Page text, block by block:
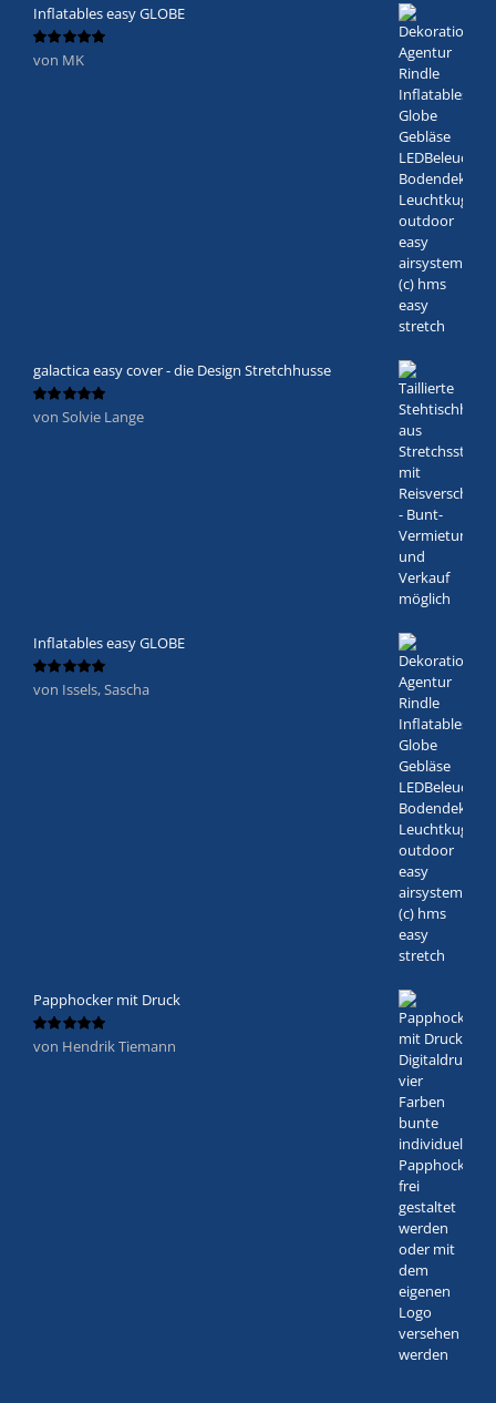
Inflatables easy GLOBE
Bewertet
von MK
galactica easy cover - die Design Stretchhusse
Bewertet
von Solvie Lange
Inflatables easy GLOBE
Bewertet
von Issels, Sascha
Papphocker mit Druck
Bewertet
von Hendrik Tiemann